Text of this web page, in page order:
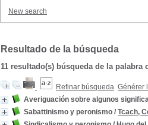
New search
Resultado de la búsqueda
11 resultado(s) búsqueda de la palabra
Refinar búsqueda Générer
Averiguación sobre algunos
Sabattinismo y peronismo / Tcach,